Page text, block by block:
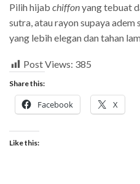
Pilih hijab chiffonyang tebuat
sutra, atau rayon supaya
yang lebih elegan dan tahan
Post Views: 385
Share this:
Facebook X
Like this: